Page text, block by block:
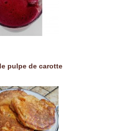
pulpe de carotte